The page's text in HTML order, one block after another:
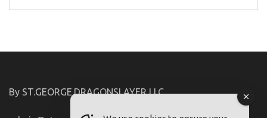
for:
By ST.GEORGE.DRAGONSLAYER LLC